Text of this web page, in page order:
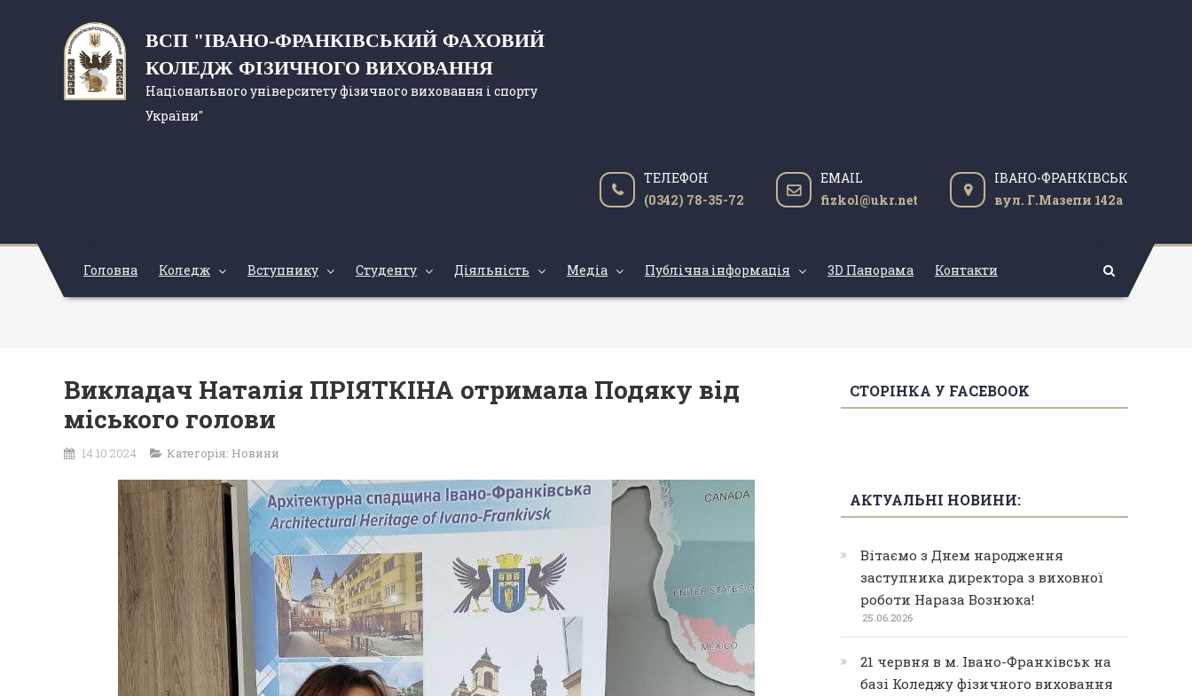
ВСП "ІВАНО-ФРАНКІВСЬКИЙ ФАХОВИЙ
КОЛЕДЖ ФІЗИЧНОГО ВИХОВАННЯ
Національного університету фізичного виховання і спорту
України"
ТЕЛЕФОН
(0342) 78-35-72
EMAIL
fizkol@ukr.net
ІВАНО-ФРАНКІВСЬК
вул. Г.Мазепи 142а
Головна Коледж Вступнику Студенту Діяльність Медіа Публічна інформація 3D Панорама Контакти
Викладач Наталія ПРІЯТКІНА отримала Подяку від
міського голови
14.10.2024 Категорія: Новини
СТОРІНКА У FACEBOOK
АКТУАЛЬНІ НОВИНИ:
Вітаємо з Днем народження
заступника директора з виховної
роботи Нараза Вознюка!
25.06.2026
21 червня в м. Івано-Франківськ на
базі Коледжу фізичного виховання